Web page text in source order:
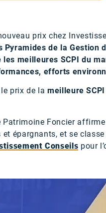
prix chez
de la Gestion
les meilleures SCPI du
efforts
le prix de lameilleure
Foncier
épargnants, et se
Conseils pour